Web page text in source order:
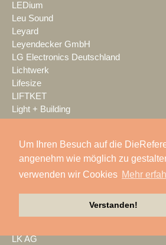
Um Ihren Besuch auf die
angenehm wie möglich zu
verwenden wir Cookies Mehr
Verstanden!
LEDium
Leu Sound
Leyard
Leyendecker GmbH
LG Electronics Deutschland
Lichtwerk
Lifesize
LIFTKET
Light + Building
Lightlife
Lightpower
Lightronic
LK AG